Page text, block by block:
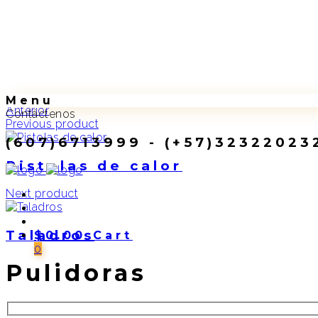
Menu
Contáctenos
(607)6713999 -
$0.00Cart
0
Anterior
Previous product
Pistolas de calor
Next product
Taladros
Pulidoras